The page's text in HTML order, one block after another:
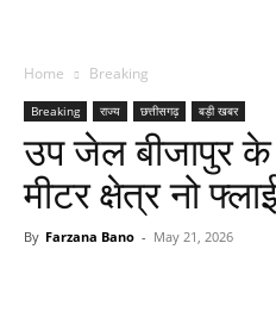
Home Breaking
Breaking राज्य छत्तीसगढ़ बड़ी खबर
उप जेल बीजापुर
मीटर क्षेत्र नो
By Farzana Bano - May 21, 2026